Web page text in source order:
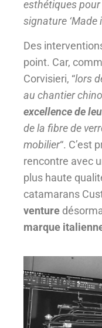
esthétiques
signature ‘Made
Des
point. Car,
Corvisieri, “lors
au chantier
excellence de
de la fibre de
mobilier“. C’est
rencontre avec
plus haute
catamarans
venture
marque